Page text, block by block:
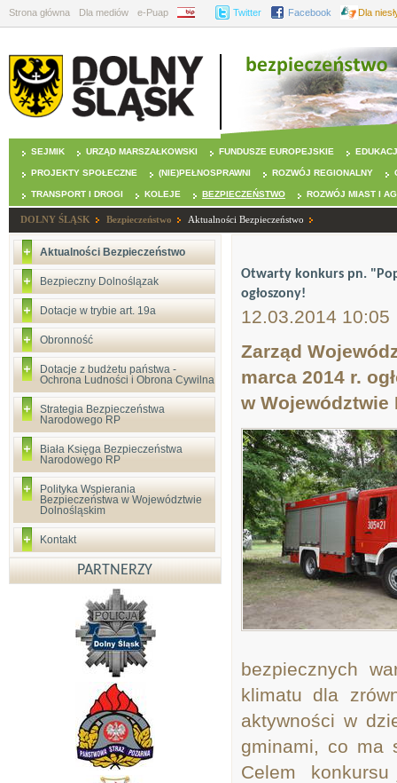
Strona główna Dla mediów e-Puap BIP Twitter Facebook Dla
SEJMIK URZĄD MARSZAŁKOWSKI FUNDUSZE EUROPEJSKIE
PROJEKTY SPOŁECZNE (NIE)PEŁNOSPRAWNI ROZWÓJ REGIONALNY
TRANSPORT I DROGI KOLEJE BEZPIECZEŃSTWO ROZWÓJ MIAST I
DOLNY ŚLĄSK Bezpieczeństwo Aktualności Bezpieczeństwo
Aktualności Bezpieczeństwo
Bezpieczny Dolnoślązak
Dotacje w trybie art. 19a
Obronność
Dotacje z budżetu państwa -
Ochrona Ludności i Obrona Cywilna
Strategia Bezpieczeństwa
Narodowego RP
Biała Księga Bezpieczeństwa
Narodowego RP
Polityka Wspierania
Bezpieczeństwa w Województwie
Dolnośląskim
Kontakt
PARTNERZY
Otwarty konkurs pn.
ogłoszony!
12.03.2014 10:05
Zarząd
marca 2014 r.
w
bezpiecznych
klimatu dla
aktywności w
gminami, co ma
Celem konkursu